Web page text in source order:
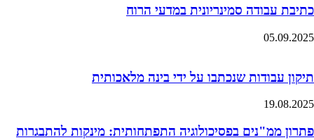
כתיבת עבודה סמינריונית במדעי הרוח
05.09.2025
תיקון עבודות שנכתבו על ידי בינה מלאכותית
19.08.2025
פתרון ממ"נים בפסיכולוגיה התפתחותית: מינקות להתבגרות